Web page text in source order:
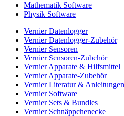
Mathematik Software
Physik Software
Vernier Datenlogger
Vernier Datenlogger-Zubehör
Vernier Sensoren
Vernier Sensoren-Zubehör
Vernier Apparate & Hilfsmittel
Vernier Apparate-Zubehör
Vernier Literatur & Anleitungen
Vernier Software
Vernier Sets & Bundles
Vernier Schnäppchenecke